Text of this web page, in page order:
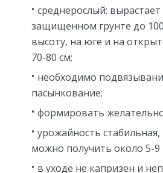
среднерослый:
защищенном грунте до
высоту, на юге и на
70-80 см;
необходимо
пасынкование;
формировать желательно
урожайность стабильная,
можно получить около 5-9
в уходе не капризен и